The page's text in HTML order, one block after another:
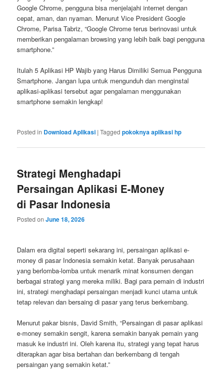
Google Chrome, pengguna bisa menjelajahi internet dengan
cepat, aman, dan nyaman. Menurut Vice President Google
Chrome, Parisa Tabriz, “Google Chrome terus berinovasi untuk
memberikan pengalaman browsing yang lebih baik bagi pengguna
smartphone.”
Itulah 5 Aplikasi HP Wajib yang Harus Dimiliki Semua Pengguna
Smartphone. Jangan lupa untuk mengunduh dan menginstal
aplikasi-aplikasi tersebut agar pengalaman menggunakan
smartphone semakin lengkap!
Posted in Download Aplikasi |Tagged pokoknya aplikasi hp
Strategi Menghadapi
Persaingan Aplikasi E-Money
di Pasar Indonesia
Posted onJune 18, 2026
Dalam era digital seperti sekarang ini, persaingan aplikasi e-
money di pasar Indonesia semakin ketat. Banyak perusahaan
yang berlomba-lomba untuk menarik minat konsumen dengan
berbagai strategi yang mereka miliki. Bagi para pemain di industri
ini, strategi menghadapi persaingan menjadi kunci utama untuk
tetap relevan dan bersaing di pasar yang terus berkembang.
Menurut pakar bisnis, David Smith, “Persaingan di pasar aplikasi
e-money semakin sengit, karena semakin banyak pemain yang
masuk ke industri ini. Oleh karena itu, strategi yang tepat harus
diterapkan agar bisa bertahan dan berkembang di tengah
persaingan yang semakin ketat.”